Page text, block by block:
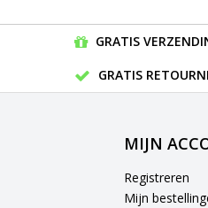
GRATIS
GRATIS
MIJN
Registreren
Mijn